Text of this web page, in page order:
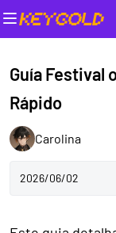
Guía Festival
Rápido
Carolina
2026/06/02